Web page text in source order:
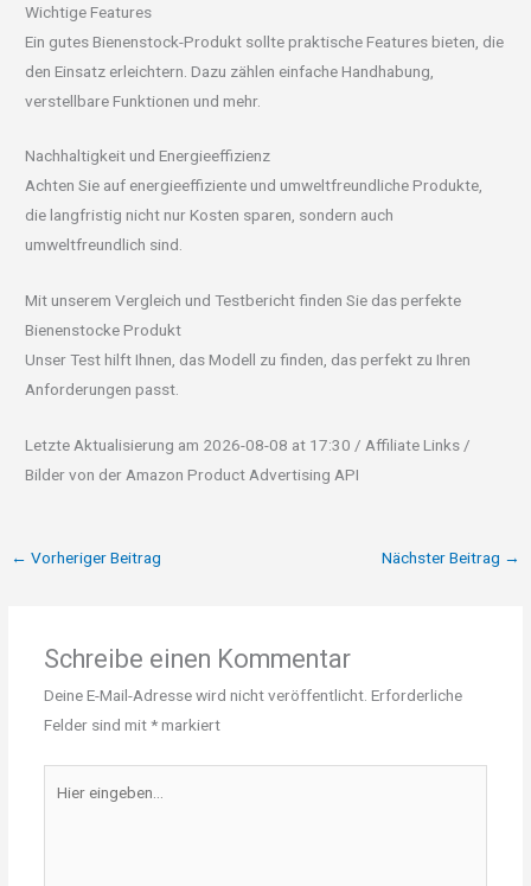
Wichtige Features
Ein gutes Bienenstock-Produkt sollte praktische Features bieten, die
den Einsatz erleichtern. Dazu zählen einfache Handhabung,
verstellbare Funktionen und mehr.
Nachhaltigkeit und Energieeffizienz
Achten Sie auf energieeffiziente und umweltfreundliche Produkte,
die langfristig nicht nur Kosten sparen, sondern auch
umweltfreundlich sind.
Mit unserem Vergleich und Testbericht finden Sie das perfekte
Bienenstocke Produkt
Unser Test hilft Ihnen, das Modell zu finden, das perfekt zu Ihren
Anforderungen passt.
Letzte Aktualisierung am 2026-08-08 at 17:30 / Affiliate Links /
Bilder von der Amazon Product Advertising API
← Vorheriger Beitrag Nächster Beitrag →
Schreibe einen Kommentar
Deine E-Mail-Adresse wird nicht veröffentlicht. Erforderliche
Felder sind mit*markiert
eingeben…